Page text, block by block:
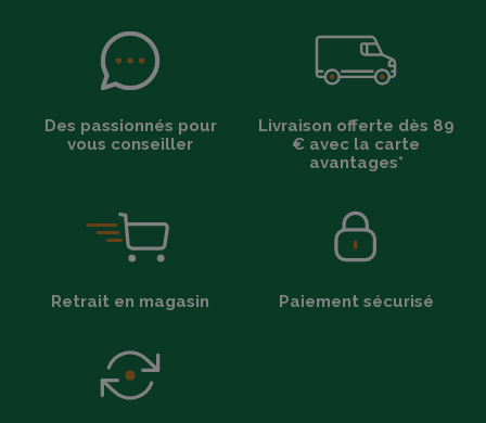
Des passionnés pour
vous conseiller
Livraison offerte dès 89
€ avec la carte
avantages*
Retrait en magasin Paiement sécurisé